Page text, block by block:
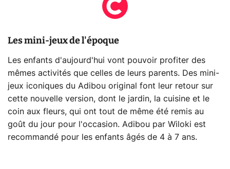
Les mini-jeux de l'époque
Les enfants d'aujourd'hui vont pouvoir profiter des
mêmes activités que celles de leurs parents. Des mini-
jeux iconiques du Adibou original font leur retour sur
cette nouvelle version, dont le jardin, la cuisine et le
coin aux fleurs, qui ont tout de même été remis au
goût du jour pour l'occasion. Adibou par Wiloki est
recommandé pour les enfants âgés de 4 à 7 ans.